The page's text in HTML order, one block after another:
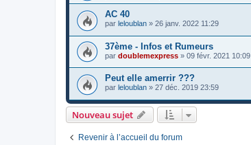
AC 40
par leloublan » 26 janv. 2022 11:29
37ème - Infos et Rumeurs
par doublemexpress » 09 févr. 2021 10:09
Peut elle amerrir ???
par leloublan » 27 déc. 2019 23:59
Nouveau sujet
Revenir à l’accueil du forum